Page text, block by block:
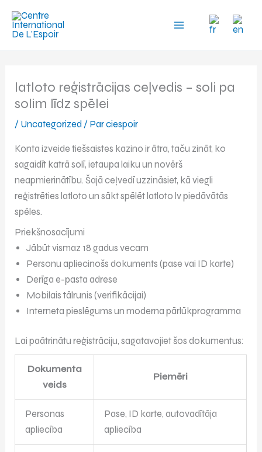
contenu
latloto reģistrācijas ceļvedis – soli pa
solim līdz spēlei
/ Uncategorized / Parciespoir
Konta izveide tiešsaistes kazino ir ātra, taču zināt, ko
sagaidīt katrā solī, ietaupa laiku un novērš
neapmierinātību. Šajā ceļvedī uzzināsiet, kā viegli
reģistrēties latloto un sākt spēlēt latloto lv piedāvātās
spēles.
Priekšnosacījumi
Jābūt vismaz 18 gadus vecam
Personu apliecinošs dokuments (pase vai ID karte)
Derīga e-pasta adrese
Mobilais tālrunis (verifikācijai)
Interneta pieslēgums un moderna pārlūkprogramma
Lai paātrinātu reģistrāciju, sagatavojiet šos dokumentus:
Dokumenta
veids
Piemēri
Personas
apliecība
Pase, ID karte, autovadītāja
apliecība